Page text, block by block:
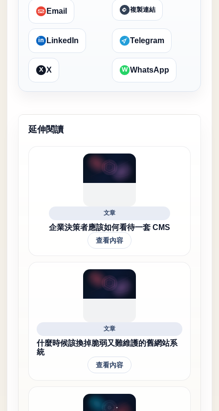
Email 複製連結
in LinkedIn Telegram
X X W WhatsApp
延伸閱讀
文章
企業決策者應該如何看待一套 CMS
查看內容
文章
什麼時候該換掉脆弱又難維護的舊網站系
統
查看內容